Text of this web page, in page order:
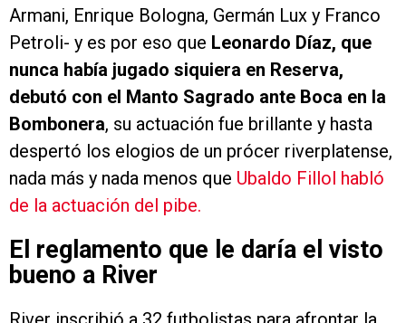
Armani, Enrique Bologna, Germán Lux y Franco
Petroli- y es por eso que Leonardo Díaz, que
nunca había jugado siquiera en Reserva,
debutó con el Manto Sagrado ante Boca en la
Bombonera, su actuación fue brillante y hasta
despertó los elogios de un prócer riverplatense,
nada más y nada menos que Ubaldo Fillol habló
de la actuación del pibe.
El reglamento que le daría el visto
bueno a River